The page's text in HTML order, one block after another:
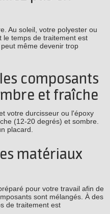
Au soleil, votre polyester ou
le temps de traitement est
même devenir trop
composants
et fraîche
votre durcisseur ou l'époxy
(12-20 degrés) et sombre.
placard.
matériaux
pour votre travail afin de
sont mélangés. À des
de traitement est